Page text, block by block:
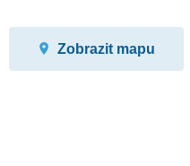
Zobrazit mapu